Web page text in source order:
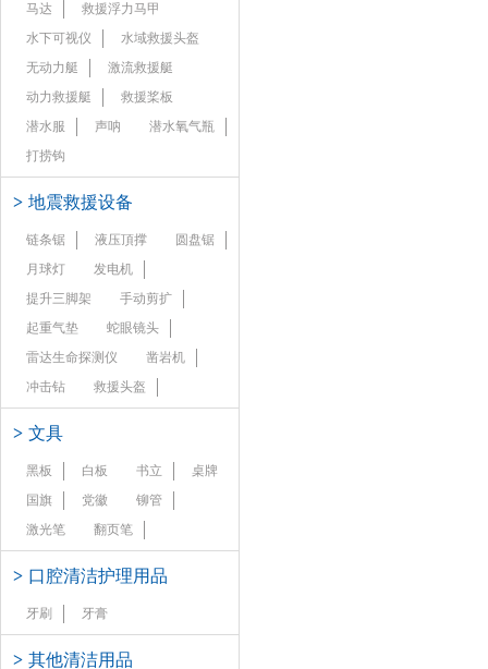
马达
救援浮力马甲
水下可视仪
水域救援头盔
无动力艇
激流救援艇
动力救援艇
救援桨板
潜水服
声呐
潜水氧气瓶
打捞钩
> 地震救援设备
链条锯 液压頂撑
圆盘锯
月球灯
发电机
提升三脚架
手动剪扩
起重气垫
蛇眼镜头
雷达生命探测仪
凿岩机
冲击钻
救援头盔
> 文具
黑板 白板 书立
桌牌
国旗
党徽
铆管
激光笔
翻页笔
> 口腔清洁护理用品
牙刷 牙膏
> 其他清洁用品